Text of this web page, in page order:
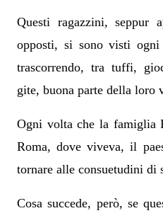
Questi ragazzini, seppur
opposti, si sono visti
trascorrendo, tra tuffi,
gite, buona parte della loro
Ogni volta che la famiglia
Roma, dove viveva, il
tornare alle consuetudini di
Cosa succede, però, se